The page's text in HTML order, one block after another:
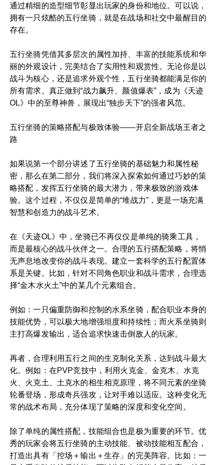
通过精细的造型细节彰显出玩家的身份和地位。可以说，
拥有一只炫酷的五行坐骑，就是在战场和社交中最醒目的
存在。
五行坐骑凭借其多层次的属性加持、丰富的技能系统和华
丽的外观设计，完美结合了实用性和观赏性。无论你是以
战斗为核心，还是追求外观个性，五行坐骑都能满足你的
所有需求。真正做到“战力飙升、颜值爆表”，成为《天迹
OL》中的至尊神兽，展现出“独步天下”的强者风范。
五行坐骑的策略搭配与极致体验——开启全新战场王者之
路
如果说第一个部分讲述了五行坐骑的基础魅力和属性秘
密，那么在第二部分，我们将深入探索如何通过巧妙的策
略搭配，发挥五行坐骑的最大潜力，带来极致的游戏体
验。这个过程，不仅仅是简单的“堆战力”，更是一场充满
智慧和创造力的战斗艺术。
在《天迹OL》中，坐骑已不再仅仅是单纯的骑乘工具，
而是最核心的战斗伙伴之一。合理的五行搭配策略，将悄
无声息地改变你的战斗表现。建立一套科学的五行配置体
系是关键。比如，针对不同角色职业和战斗需求，合理选
择“金木水火土”中的某几个元素组合。
例如：一只偏重防御和控制的水系坐骑，配合职业本身的
技能优势，可以极大地增强坦度和持续性；而火系坐骑则
主打高爆发输出，适合追求快速击倒敌人的玩家。
再者，合理利用五行之间的生克制化关系，达到战斗最大
化。例如：在PVP竞技中，利用火克金、金克木、水克
火、火克土、土克水的相生相克原理，将不同元素的坐骑
轮番登场，形成奇兵强攻，让对手难以适应。这种变化无
常的战术布局，充分体现了策略的深度和变化空间。
除了单纯的属性搭配，技能组合也是极为重要的环节。优
秀的玩家会将五行坐骑的主动技能、被动技能相互配合，
打造出具有「控场＋输出＋生存」的完美阵容。比如：一